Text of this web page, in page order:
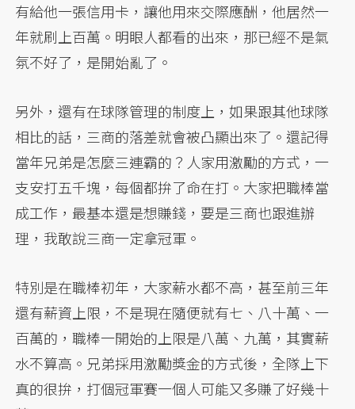
有給他一張信用卡，讓他用來交際應酬，他居然一
年就刷上百萬。明眼人都看的出來，那已經不是氣
氛不好了，是開始亂了。
另外，還有在球隊管理的制度上，如果跟其他球隊
相比的話，三商的落差就會被凸顯出來了。還記得
當年兄弟是怎麼三連霸的？人家用激勵的方式，一
支安打五千塊，每個都拚了命在打。大家把職棒當
成工作，最基本還是想賺錢，要是三商也跟進辦
理，我敢說三商一定拿冠軍。
特別是在職棒初年，大家薪水都不高，甚至前三年
還有薪資上限，不是現在隨便就有七、八十萬、一
百萬的，職棒一開始的上限是八萬、九萬，其實薪
水不算高。兄弟採用激勵獎金的方式後，全隊上下
真的很拚，打個冠軍賽一個人可能又多賺了好幾十